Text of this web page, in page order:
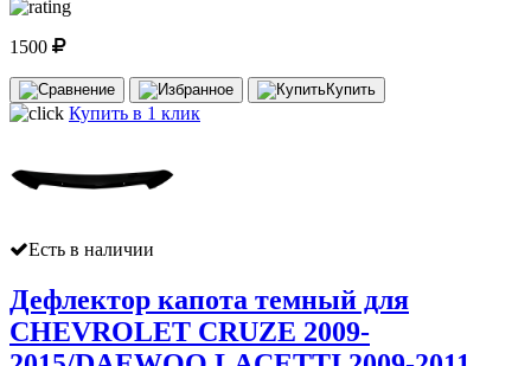
1500
Купить
Купить в 1 клик
Есть в наличии
Дефлектор капота темный для
CHEVROLET CRUZE 2009-